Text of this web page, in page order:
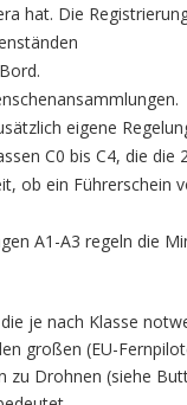
hat. Die
eigene
C0 bis C4, die
ob ein Führerschein
A1-A3 regeln die
je nach Klasse
großen (EU-
zu Drohnen (siehe